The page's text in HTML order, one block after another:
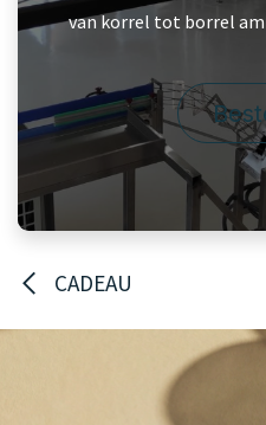
van korrel tot borrel
CADEAU